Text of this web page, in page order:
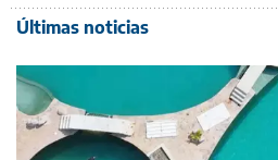
Últimas noticias